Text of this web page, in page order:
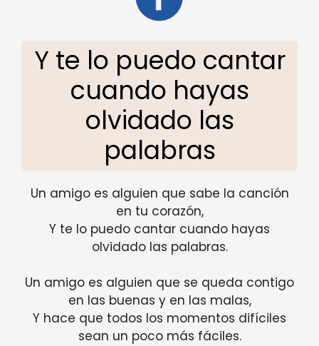
Y te lo puedo cantar
cuando hayas
olvidado las
palabras
Un amigo es alguien que sabe la canción
en tu corazón,
Y te lo puedo cantar cuando hayas
olvidado las palabras.
Un amigo es alguien que se queda contigo
en las buenas y en las malas,
Y hace que todos los momentos difíciles
sean un poco más fáciles.